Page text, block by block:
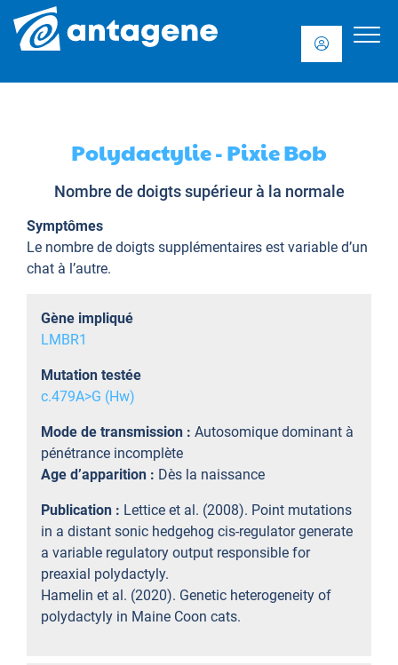
Polydactylie - Pixie Bob
Nombre de doigts supérieur à la normale
Symptômes
Le nombre de doigts supplémentaires est variable d’un
chat à l’autre.
Gène impliqué
LMBR1
Mutation testée
c.479A>G (Hw)
Mode de transmission : Autosomique dominant à
pénétrance incomplète
Age d’apparition : Dès la naissance
Publication : Lettice et al. (2008). Point mutations
in a distant sonic hedgehog cis-regulator generate
a variable regulatory output responsible for
preaxial polydactyly.
Hamelin et al. (2020). Genetic heterogeneity of
polydactyly in Maine Coon cats.